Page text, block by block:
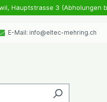
Hauptstrasse 3 (Abholungen
E-Mail: info@eltec-mehring.ch